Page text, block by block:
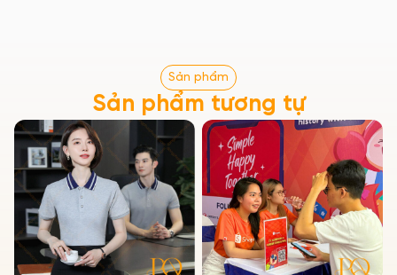
Sản phẩm
Sản phẩm tương tự